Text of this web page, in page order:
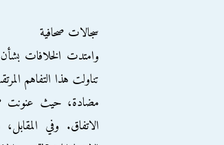
سجالات صحافية
وامتدت الخلافات بشأن
تناولت هذا التفاهم
مضادة، حيث عنونت
الاتفاق. وفي